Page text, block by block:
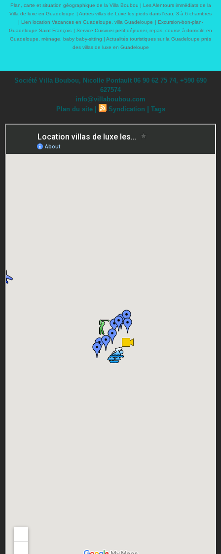
Plan, carte et situation géographique de la Villa Boubou | Les Alentours immédiats de la
Villa de luxe en Guadeloupe | Autres villas de Luxe les pieds dans l'eau, 3 à 6 chambres
| Lien location Vacances en Guadeloupe, villa Guadeloupe | Excursion-bon-plan-
Guadeloupe Saint François | Service Cuisinier petit déjeuner, repas, course à domicile en
Guadeloupe, ménage, baby baby-sitting | Actualités touristiques sur la Guadeloupe près
des villas de luxe en Guadeloupe
Société Villa Boubou, Nicolle Pontault 06 90 62 75 74, +590 690
627574
info@villaboubou.com
Plan du site | Syndication | Tags